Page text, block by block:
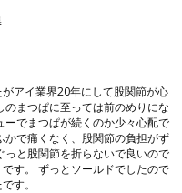
アイ業界20年にして股関節が心
まつぱに至っては前のめりにな
ーでまつぱが続くのか少々心配で
かで痛くなく、股関節の負担がず
っと股関節を折らないで良いので
す。 ずっとソールドでしたので
す。